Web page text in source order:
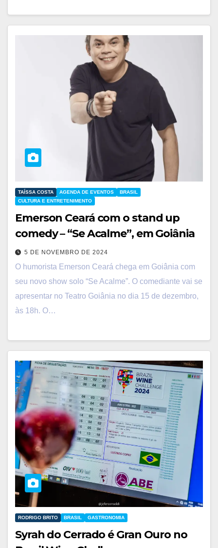
TAÍSSA COSTA AGENDA DE EVENTOS
BRASIL
CULTURA E ENTRETENIMENTO
Emerson Ceará com o stand up
comedy – “Se Acalme”, em Goiânia
5 DE NOVEMBRO DE 2024
O humorista Emerson Ceará chega em Goiânia com
seu novo show solo “Se Acalme”. O comediante vai se
apresentar no Teatro Goiânia no dia 15 de dezembro,
às 18h. O…
BRASIL GASTRONOMIA
RODRIGO BRITO
Syrah do Cerrado é Gran Ouro no